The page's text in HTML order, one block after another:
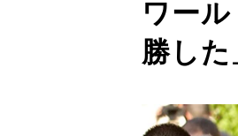
ワー
勝し